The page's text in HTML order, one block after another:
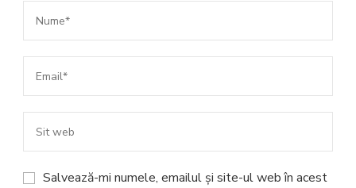
Salvează-mi numele, emailul și site-ul web în acest